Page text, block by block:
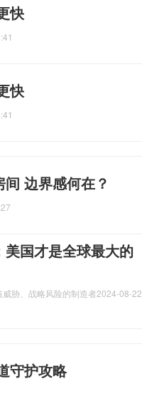
快
快
边界感何在？
国才是全球最大的
胁、战略风险的制造者2024-08-22
守护攻略